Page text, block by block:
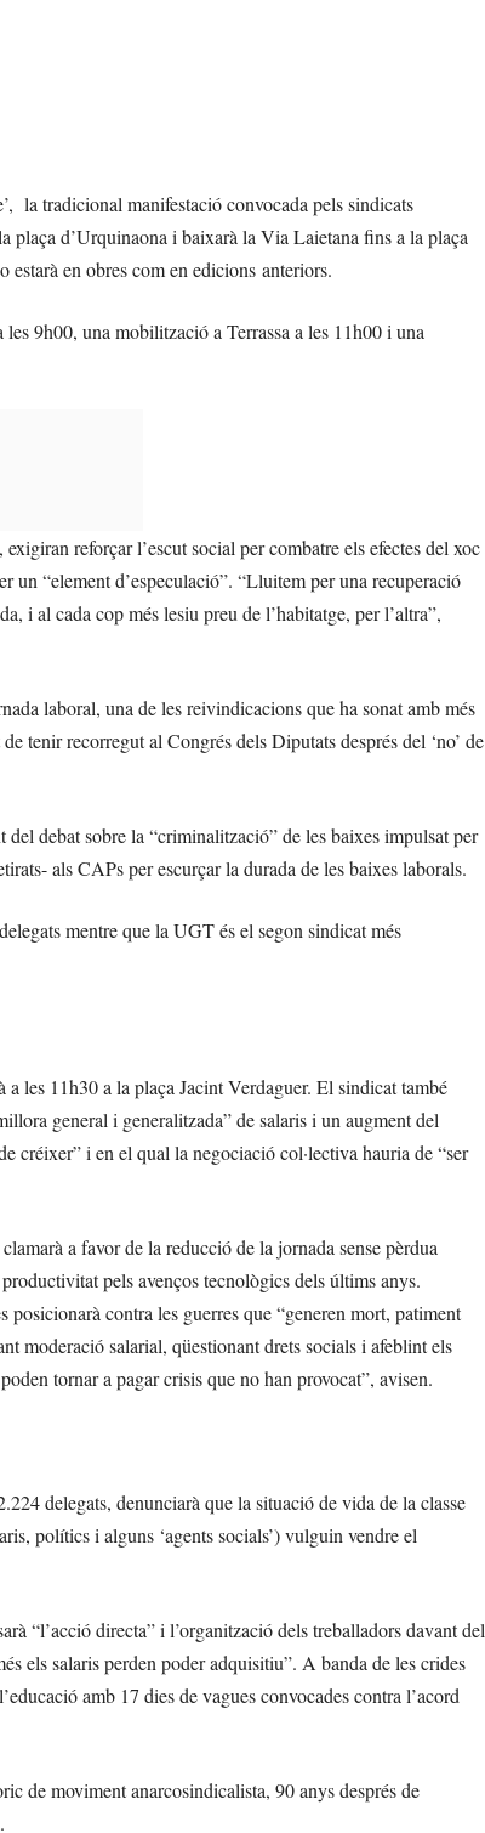
la tradicional manifestació convocada pels sindicats
d’Urquinaona i baixarà la Via Laietana fins a la plaça
en obres com en edicions anteriors.
9h00, una mobilització a Terrassa a les 11h00 i una
reforçar l’escut social per combatre els efectes del xoc
un “element d’especulació”. “Lluitem per una recuperació
i al cada cop més lesiu preu de l’habitatge, per l’altra”,
laboral, una de les reivindicacions que ha sonat amb més
tenir recorregut al Congrés dels Diputats després del ‘no’ de
debat sobre la “criminalització” de les baixes impulsat per
als CAPs per escurçar la durada de les baixes laborals.
mentre que la UGT és el segon sindicat més
les 11h30 a la plaça Jacint Verdaguer. El sindicat també
general i generalitzada” de salaris i un augment del
créixer” i en el qual la negociació col·lectiva hauria de “ser
a favor de la reducció de la jornada sense pèrdua
pels avenços tecnològics dels últims anys.
contra les guerres que “generen mort, patiment
moderació salarial, qüestionant drets socials i afeblint els
tornar a pagar crisis que no han provocat”, avisen.
delegats, denunciarà que la situació de vida de la classe
polítics i alguns ‘agents socials’) vulguin vendre el
“l’acció directa” i l’organització dels treballadors davant del
els salaris perden poder adquisitiu”. A banda de les crides
amb 17 dies de vagues convocades contra l’acord
de moviment anarcosindicalista, 90 anys després de